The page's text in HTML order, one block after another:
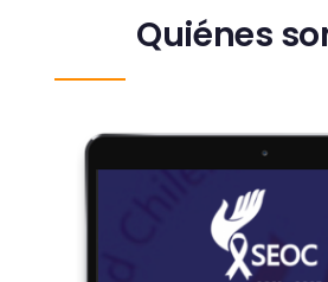
Quiénes